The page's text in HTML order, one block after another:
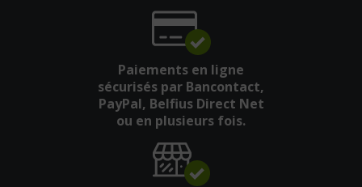
Paiements en ligne
sécurisés par Bancontact,
PayPal, Belfius Direct Net
ou en plusieurs fois.